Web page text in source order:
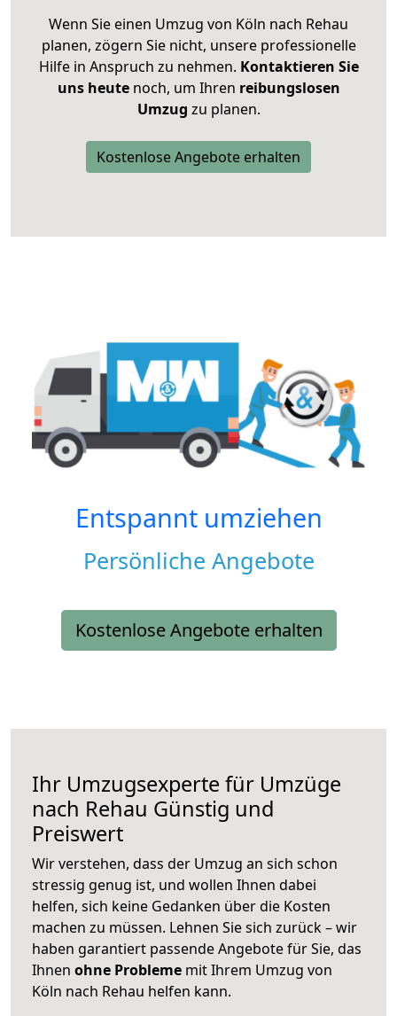
Wenn Sie einen Umzug von Köln nach Rehau
planen, zögern Sie nicht, unsere professionelle
Hilfe in Anspruch zu nehmen. Kontaktieren Sie
uns heutenoch, um Ihren reibungslosen
Umzug zu planen.
Kostenlose Angebote erhalten
Entspannt umziehen
Persönliche Angebote
Kostenlose Angebote erhalten
Ihr Umzugsexperte für Umzüge
nach Rehau Günstig und
Preiswert
Wir verstehen, dass der Umzug an sich schon
stressig genug ist, und wollen Ihnen dabei
helfen, sich keine Gedanken über die Kosten
machen zu müssen. Lehnen Sie sich zurück – wir
haben garantiert passende Angebote für Sie, das
Ihnen ohne Probleme mit Ihrem Umzug von
Köln nach Rehau helfen kann.